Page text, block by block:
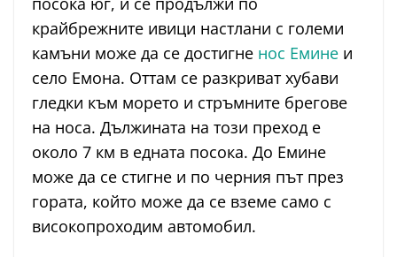
крайбрежните ивици настлани с големи
камъни може да се достигне нос Емине и
село Емона. Оттам се разкриват хубави
гледки към морето и стръмните брегове
на носа. Дължината на този преход е
около 7 км в едната посока. До Емине
може да се стигне и по черния път през
гората, който може да се вземе само с
високопроходим автомобил.